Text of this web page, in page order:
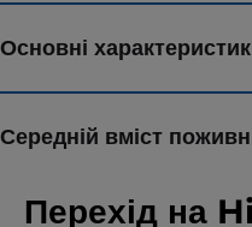
Основні
Середній вміст
Перехід на